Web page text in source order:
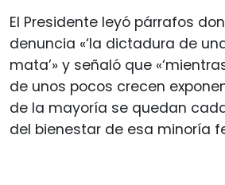
El Presidente leyó párrafos
denuncia «‘la dictadura de
mata’» y señaló que
de unos pocos crecen
de la mayoría se quedan
del bienestar de esa minoría